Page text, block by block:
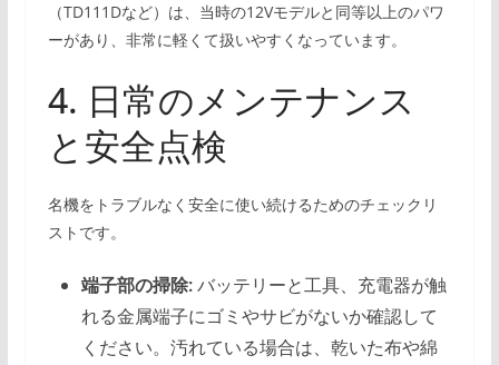
（TD111Dなど）は、当時の12Vモデルと同等以上のパワ
ーがあり、非常に軽くて扱いやすくなっています。
4. 日常のメンテナンス
と安全点検
名機をトラブルなく安全に使い続けるためのチェックリ
ストです。
端子部の掃除:バッテリーと工具、充電器が触
れる金属端子にゴミやサビがないか確認して
ください。汚れている場合は、乾いた布や綿